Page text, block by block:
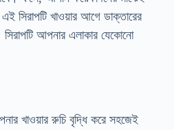
সিরাপটি খাওয়ার আগে ডাক্তারের
সিরাপটি আপনার এলাকার যেকোনো
খাওয়ার রুচি বৃদ্ধি করে সহজেই